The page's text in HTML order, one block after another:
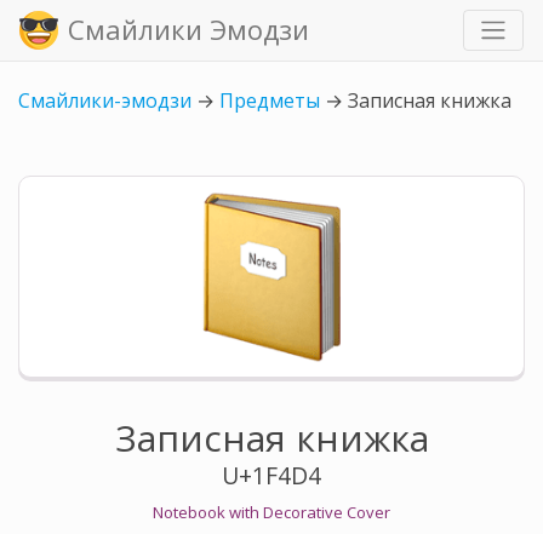
Смайлики Эмодзи
Смайлики-эмодзи → Предметы → Записная книжка
Записная книжка
U+1F4D4
Notebook with Decorative Cover